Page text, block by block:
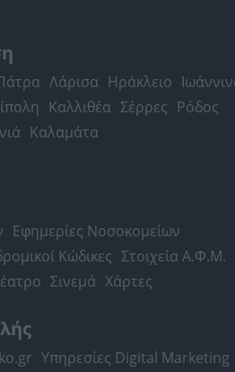
Λάρισα Ηράκλειο
Καλλιθέα Σέρρες Ρόδος
Καλαμάτα
Εφημερίες Νοσοκομείων
Κώδικες Στοιχεία Α.Φ.Μ.
Σινεμά Χάρτες
Υπηρεσίες Digital Marketing